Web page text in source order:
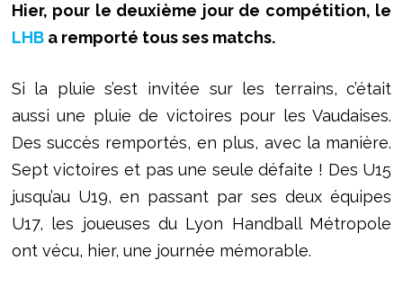
Hier, pour le deuxième jour de compétition, le
LHBa remporté tous ses matchs.
Si la pluie s’est invitée sur les terrains, c’était
aussi une pluie de victoires pour les Vaudaises.
Des succès remportés, en plus, avec la manière.
Sept victoires et pas une seule défaite ! Des U15
jusqu’au U19, en passant par ses deux équipes
U17, les joueuses du Lyon Handball Métropole
ont vécu, hier, une journée mémorable.